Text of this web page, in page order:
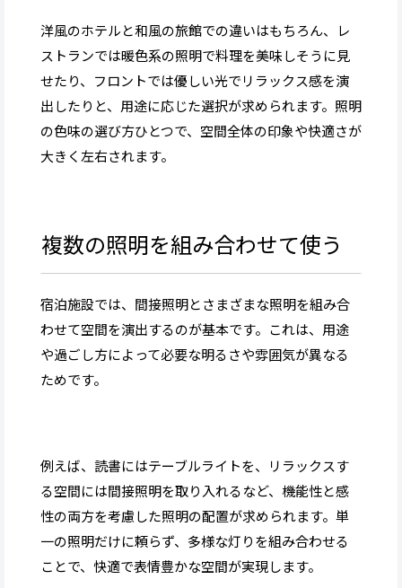
洋風のホテルと和風の旅館での違いはもちろん、レ
ストランでは暖色系の照明で料理を美味しそうに見
せたり、フロントでは優しい光でリラックス感を演
出したりと、用途に応じた選択が求められます。照明
の色味の選び方ひとつで、空間全体の印象や快適さが
大きく左右されます。
複数の照明を組み合わせて使う
宿泊施設では、間接照明とさまざまな照明を組み合
わせて空間を演出するのが基本です。これは、用途
や過ごし方によって必要な明るさや雰囲気が異なる
ためです。
例えば、読書にはテーブルライトを、リラックスす
る空間には間接照明を取り入れるなど、機能性と感
性の両方を考慮した照明の配置が求められます。単
一の照明だけに頼らず、多様な灯りを組み合わせる
ことで、快適で表情豊かな空間が実現します。